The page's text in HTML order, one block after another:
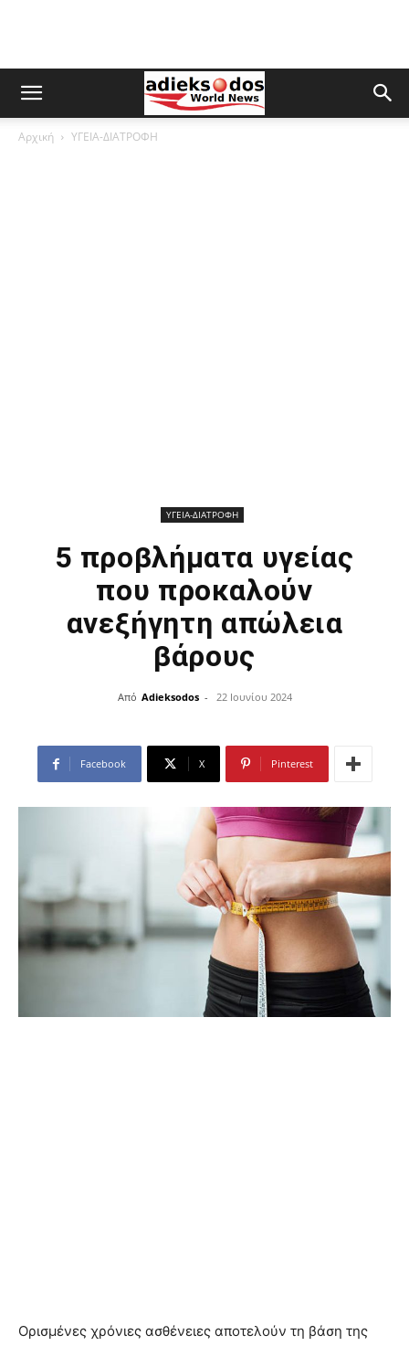
Αρχική ΥΓΕΙΑ-ΔΙΑΤΡΟΦΗ
ΥΓΕΙΑ-ΔΙΑΤΡΟΦΗ
5 προβλήματα υγείας
που προκαλούν
ανεξήγητη απώλεια
βάρους
Από Adieksodos - 22 Ιουνίου 2024
Facebook X Pinterest
Ορισμένες χρόνιες ασθένειες αποτελούν τη βάση της